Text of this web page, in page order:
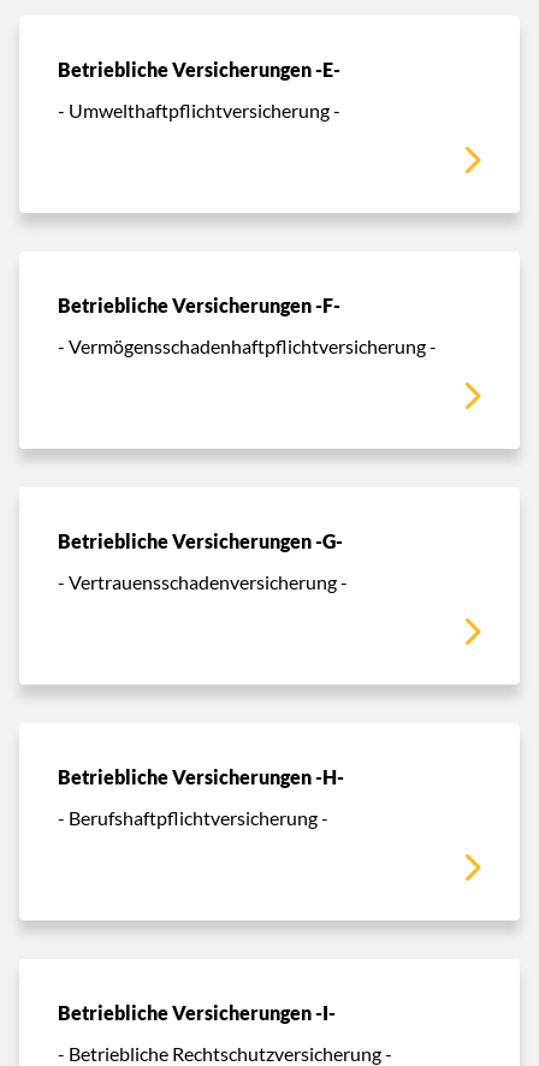
Betriebliche Versicherungen -E-
- Umwelthaftpflichtversicherung -
Betriebliche Versicherungen -F-
- Vermögensschadenhaftpflichtversicherung -
Betriebliche Versicherungen -G-
- Vertrauensschadenversicherung -
Betriebliche Versicherungen -H-
- Berufshaftpflichtversicherung -
Betriebliche Versicherungen -I-
- Betriebliche Rechtschutzversicherung -